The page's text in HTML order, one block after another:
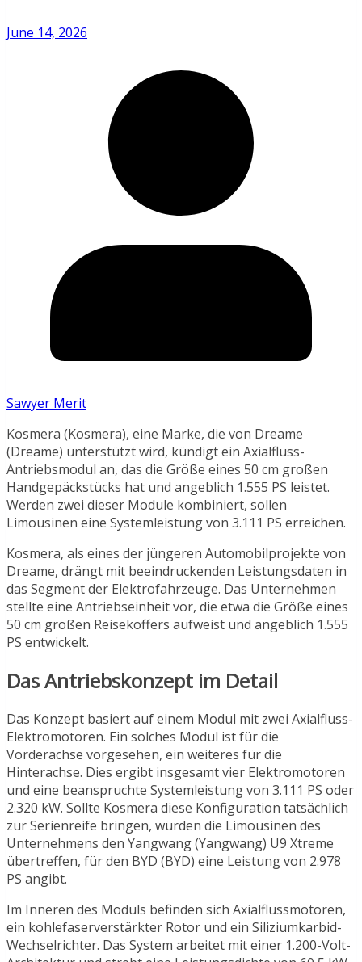
June 14, 2026
Sawyer Merit
Kosmera (Kosmera), eine Marke, die von Dreame
(Dreame) unterstützt wird, kündigt ein Axialfluss-
Antriebsmodul an, das die Größe eines 50 cm großen
Handgepäckstücks hat und angeblich 1.555 PS leistet.
Werden zwei dieser Module kombiniert, sollen
Limousinen eine Systemleistung von 3.111 PS erreichen.
Kosmera, als eines der jüngeren Automobilprojekte von
Dreame, drängt mit beeindruckenden Leistungsdaten in
das Segment der Elektrofahrzeuge. Das Unternehmen
stellte eine Antriebseinheit vor, die etwa die Größe eines
50 cm großen Reisekoffers aufweist und angeblich 1.555
PS entwickelt.
Das Antriebskonzept im Detail
Das Konzept basiert auf einem Modul mit zwei Axialfluss-
Elektromotoren. Ein solches Modul ist für die
Vorderachse vorgesehen, ein weiteres für die
Hinterachse. Dies ergibt insgesamt vier Elektromotoren
und eine beanspruchte Systemleistung von 3.111 PS oder
2.320 kW. Sollte Kosmera diese Konfiguration tatsächlich
zur Serienreife bringen, würden die Limousinen des
Unternehmens den Yangwang (Yangwang) U9 Xtreme
übertreffen, für den BYD (BYD) eine Leistung von 2.978
PS angibt.
Im Inneren des Moduls befinden sich Axialflussmotoren,
ein kohlefaserverstärkter Rotor und ein Siliziumkarbid-
Wechselrichter. Das System arbeitet mit einer 1.200-Volt-